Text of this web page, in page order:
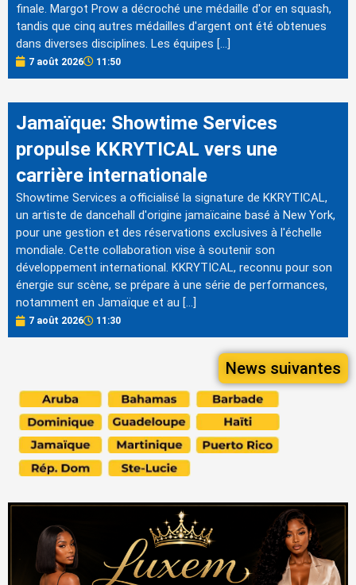
finale. Margot Prow a décroché une médaille d'or en squash,
tandis que cinq autres médailles d'argent ont été obtenues
dans diverses disciplines. Les équipes […]
7 août 2026 11:50
Jamaïque: Showtime Services
propulse KKRYTICAL vers une
carrière internationale
Showtime Services a officialisé la signature de KKRYTICAL,
un artiste de dancehall d'origine jamaïcaine basé à New York,
pour une gestion et des réservations exclusives à l'échelle
mondiale. Cette collaboration vise à soutenir son
développement international. KKRYTICAL, reconnu pour son
énergie sur scène, se prépare à une série de performances,
notamment en Jamaïque et au […]
7 août 2026 11:30
News suivantes